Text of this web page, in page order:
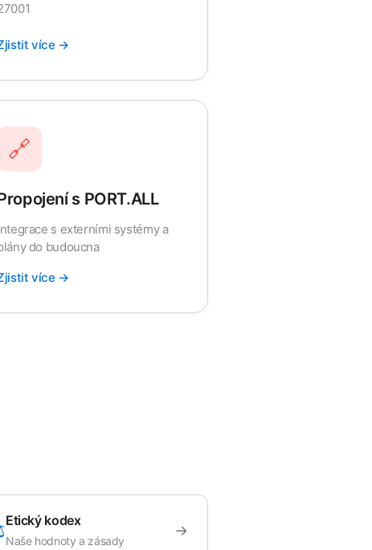
více →
🔗
s PORT.ALL
s externími systémy a
do budoucna
více →
Etický kodex
Naše hodnoty a zásady
→